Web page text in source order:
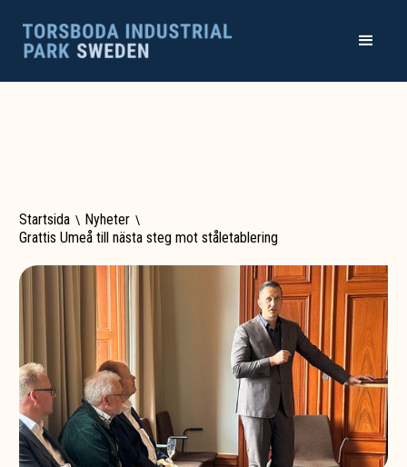
Startsida \ Nyheter \
Grattis Umeå till nästa steg mot ståletablering